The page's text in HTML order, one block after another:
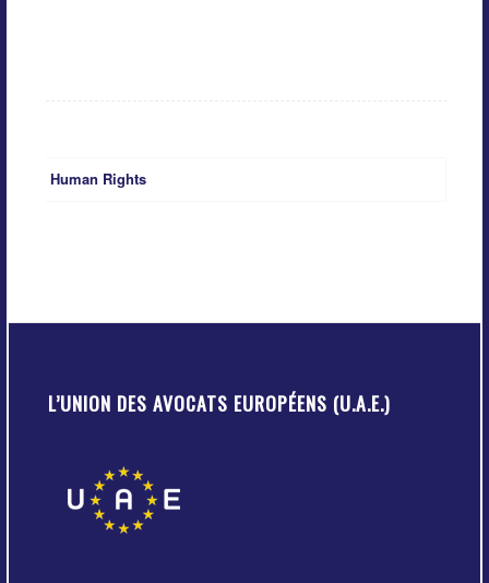
Human Rights
L’UNION DES AVOCATS EUROPÉENS (U.A.E.)